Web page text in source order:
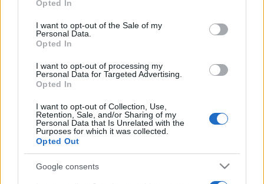
Opted In
I want to opt-out of the Sale of my
Personal Data.
Opted In
I want to opt-out of processing my
Personal Data for Targeted Advertising.
Opted In
I want to opt-out of Collection, Use,
Retention, Sale, and/or Sharing of my
Personal Data that Is Unrelated with the
Purposes for which it was collected.
Opted Out
Google consents
19h30
Aurillac Oyonnax